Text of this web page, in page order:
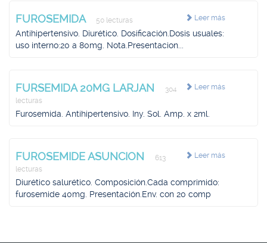
Leer más
FUROSEMIDA 50 lecturas
Antihipertensivo. Diurético. Dosificación.Dosis usuales:
uso interno:20 a 80mg. Nota.Presentacion...
Leer más
FURSEMIDA 20MG LARJAN
304
lecturas
Furosemida. Antihipertensivo. Iny. Sol. Amp. x 2ml.
Leer más
FUROSEMIDE ASUNCION
613
lecturas
Diurético salurético. Composición.Cada comprimido:
furosemide 40mg. Presentación.Env. con 20 comp